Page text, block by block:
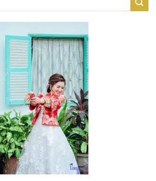
- THƯƠNG HIỆU SỐ 1 VỀ ÁO KHỎA
3/2, Phường Phú Thọ, Hồ Chí Minh (
ngã 4 Lê Đại Hành 200m )